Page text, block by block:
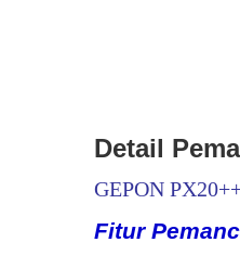
Detail
GEPON
Fitur